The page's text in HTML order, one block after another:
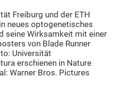
Freiburg und der ETH
neues optogenetisches
seine Wirksamkeit mit einer
von Blade Runner
Universität
erschienen in Nature
Warner Bros. Pictures